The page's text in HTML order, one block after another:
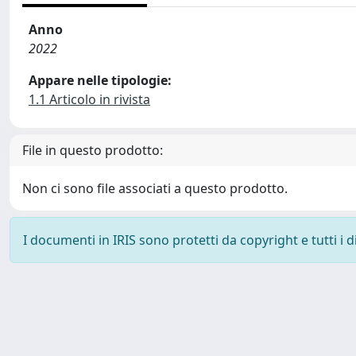
Anno
2022
Appare nelle tipologie:
1.1 Articolo in rivista
File in questo prodotto:
Non ci sono file associati a questo prodotto.
I documenti in IRIS sono protetti da copyright e tutti i